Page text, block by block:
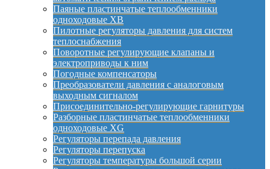
Паяные пластинчатые теплообменники
одноходовые XB
Пилотные регуляторы давления для систем
теплоснабжения
Поворотные регулирующие клапаны и
электроприводы к ним
Погодные компенсаторы
Преобразователи давления с аналоговым
выходным сигналом
Присоединительно-регулирующие гарнитуры
Разборные пластинчатые теплообменники
одноходовые XG
Регуляторы перепада давления
Регуляторы перепуска
Регуляторы температуры большой серии